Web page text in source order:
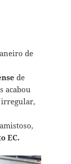
de
de
acabou
EC.